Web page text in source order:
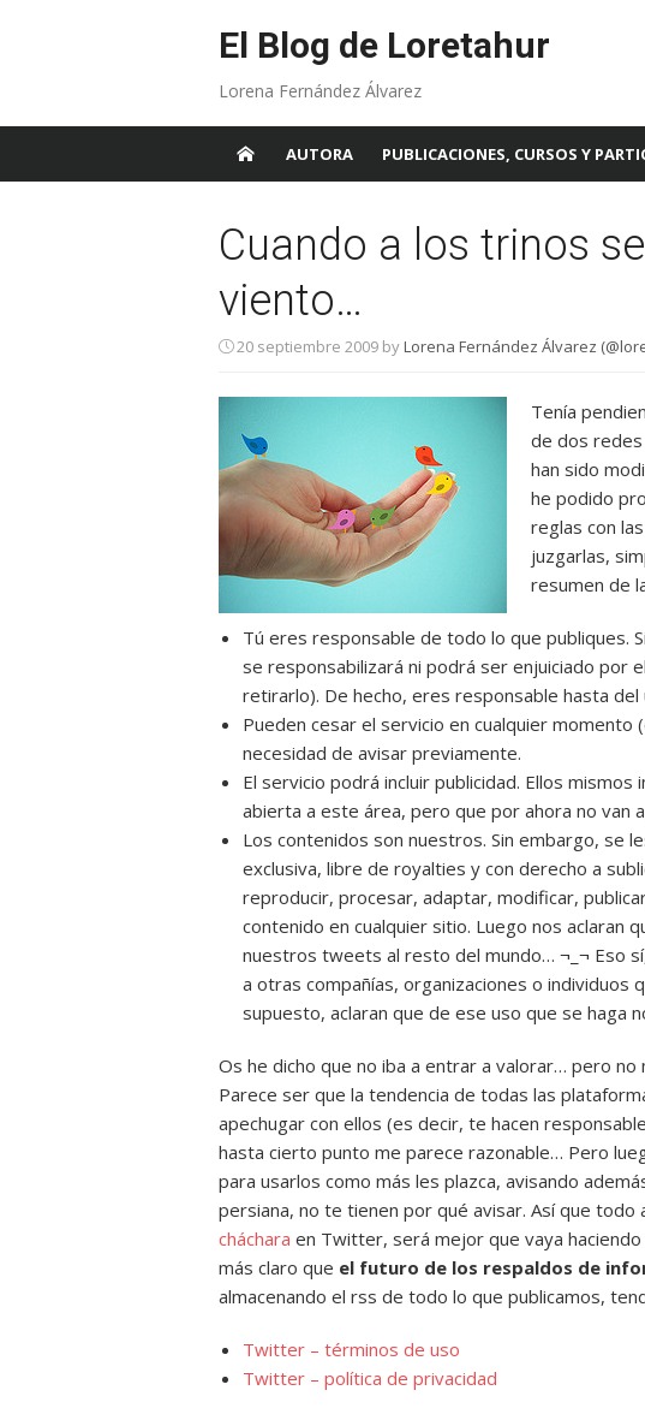
El Blog de Loretahur
Lorena Fernández Álvarez
AUTORA PUBLICACIONES, CURSOS Y
Cuando a los trinos
viento…
20 septiembre 2009 byLorena Fernández Álvarez
Tenía
de dos
han sido
he podido
reglas con
juzgarlas,
resumen de
Tú eres responsable de todo lo que publiques.
se responsabilizará ni podrá ser enjuiciado por
retirarlo). De hecho, eres responsable hasta
Pueden cesar el servicio en cualquier
necesidad de avisar previamente.
El servicio podrá incluir publicidad. Ellos
abierta a este área, pero que por ahora no van
Los contenidos son nuestros. Sin embargo, se
exclusiva, libre de royalties y con derecho a
reproducir, procesar, adaptar, modificar,
contenido en cualquier sitio. Luego nos aclaran
nuestros tweets al resto del mundo… ¬_¬ Eso
a otras compañías, organizaciones o
supuesto, aclaran que de ese uso que se haga
Os he dicho que no iba a entrar a valorar… pero
Parece ser que la tendencia de todas las
apechugar con ellos (es decir, te hacen
hasta cierto punto me parece razonable… Pero
para usarlos como más les plazca, avisando
persiana, no te tienen por qué avisar. Así que
cháchara en Twitter, será mejor que vaya haciendo
más claro que el futuro de los respaldos de
almacenando el rss de todo lo que publicamos,
Twitter – términos de uso
Twitter – política de privacidad